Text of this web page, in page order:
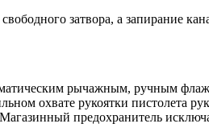
затвора, а запирание
рычажным, ручным
охвате рукоятки пистолета
предохранитель